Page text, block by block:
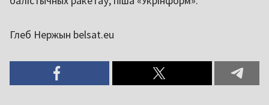
Глеб Нержын belsat.eu